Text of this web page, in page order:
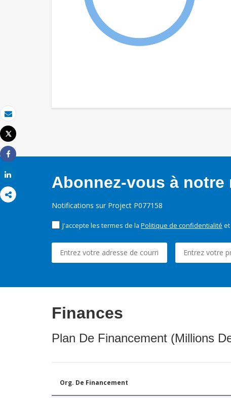
Email
Imprimer
Tweet
Share
Abonnez-vous à
Notifications sur Project P077158
J'accepte les termes de la Politique de confidentialité
Finances
Plan De Financement (Millions
Org. De Financement